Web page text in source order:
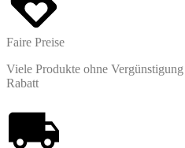
Faire Preise
Viele Produkte ohne
Rabatt